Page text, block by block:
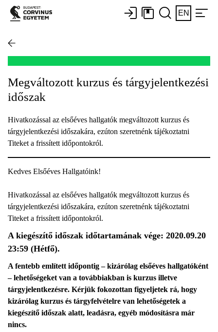
EN
Megváltozott kurzus és tárgyjelentkezési
időszak
Hivatkozással az elsőéves hallgatók megváltozott kurzus és
tárgyjelentkezési időszakára, ezúton szeretnénk tájékoztatni
Titeket a frissített időpontokról.
Kedves Elsőéves Hallgatóink!
Hivatkozással az elsőéves hallgatók megváltozott kurzus és
tárgyjelentkezési időszakára, ezúton szeretnénk tájékoztatni
Titeket a frissített időpontokról.
A kiegészítő időszak időtartamának vége: 2020.09.20
23:59 (Hétfő).
A fentebb említett időpontig – kizárólag elsőéves hallgatóként
– lehetőségeket van a továbbiakban is kurzus illetve
tárgyjelentkezésre. Kérjük fokozottan figyeljetek rá, hogy
kizárólag kurzus és tárgyfelvételre van lehetőségetek a
kiegészítő időszak alatt, leadásra, egyéb módosításra már
nincs.